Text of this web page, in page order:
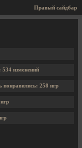
Правый сайдбар
изменений
понравились: 258 игр